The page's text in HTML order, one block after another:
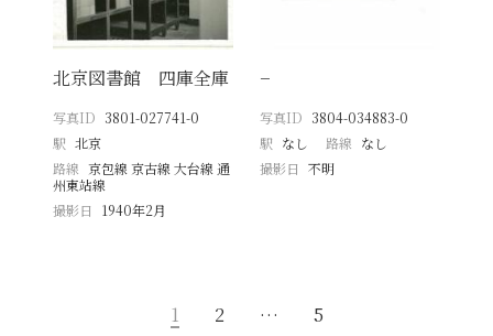
北京図書館 四庫全庫
写真ID 3801-027741-0
駅 北京
路線 京包線 京古線 大台線 通
州東站線
撮影日
1940年2月
−
写真ID 3804-034883-0
駅 なし 路線 なし
撮影日 不明
1 2 … 5